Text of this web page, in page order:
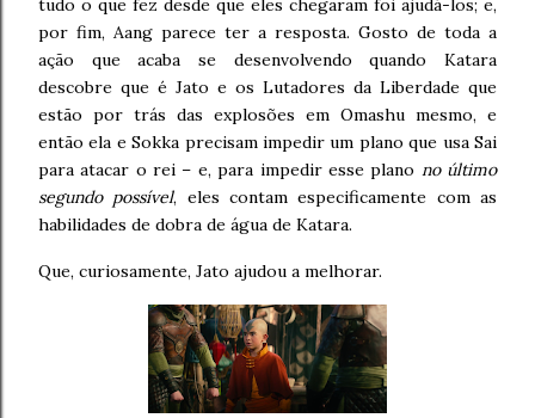
tudo o que fez desde que eles chegaram foi ajudá-los; e,
por fim, Aang parece ter a resposta. Gosto de toda a
ação que acaba se desenvolvendo quando Katara
descobre que é Jato e os Lutadores da Liberdade que
estão por trás das explosões em Omashu mesmo, e
então ela e Sokka precisam impedir um plano que usa Sai
para atacar o rei – e, para impedir esse plano no último
segundo possível, eles contam especificamente com as
habilidades de dobra de água de Katara.
Que, curiosamente, Jato ajudou a melhorar.